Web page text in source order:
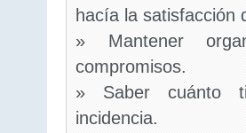
hacía la satisfacción
» Mantener
compromisos.
» Saber cuánto
incidencia.